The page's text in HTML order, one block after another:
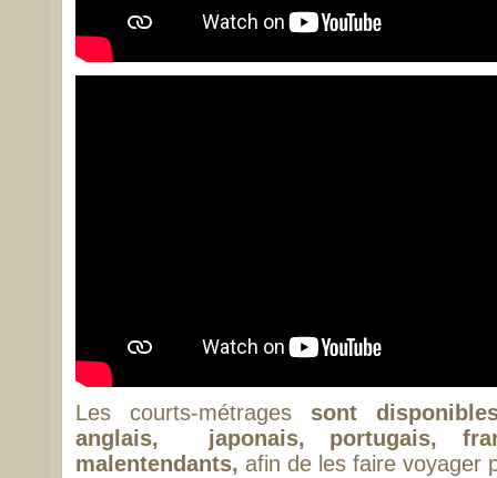
Les courts-métrages sont
anglais, japonais, portugais,
malentendants, afin de les faire voyager